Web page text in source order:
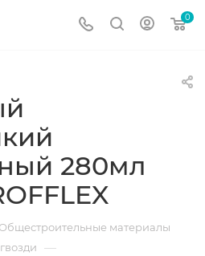
0
280мл
Общестроительные материалы
—